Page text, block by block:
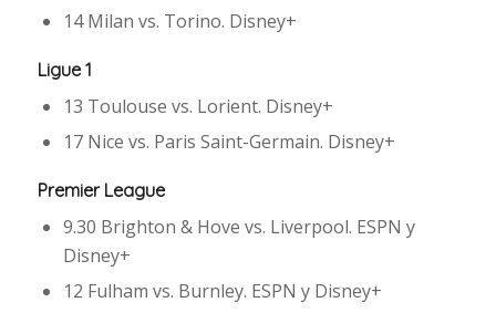
14 Milan vs. Torino. Disney+
Ligue 1
13 Toulouse vs. Lorient. Disney+
17 Nice vs. Paris Saint-Germain. Disney+
Premier League
9.30 Brighton & Hove vs. Liverpool. ESPN y
Disney+
12 Fulham vs. Burnley. ESPN y Disney+